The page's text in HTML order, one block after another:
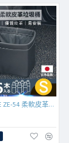
YAC ZIONE ZE-54 柔軟皮革收納桶(S)